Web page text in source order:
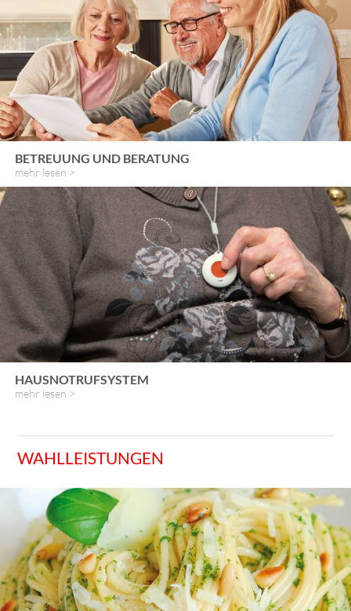
BETREUUNG UND BERATUNG
mehr lesen >
HAUSNOTRUFSYSTEM
mehr lesen >
WAHLLEISTUNGEN